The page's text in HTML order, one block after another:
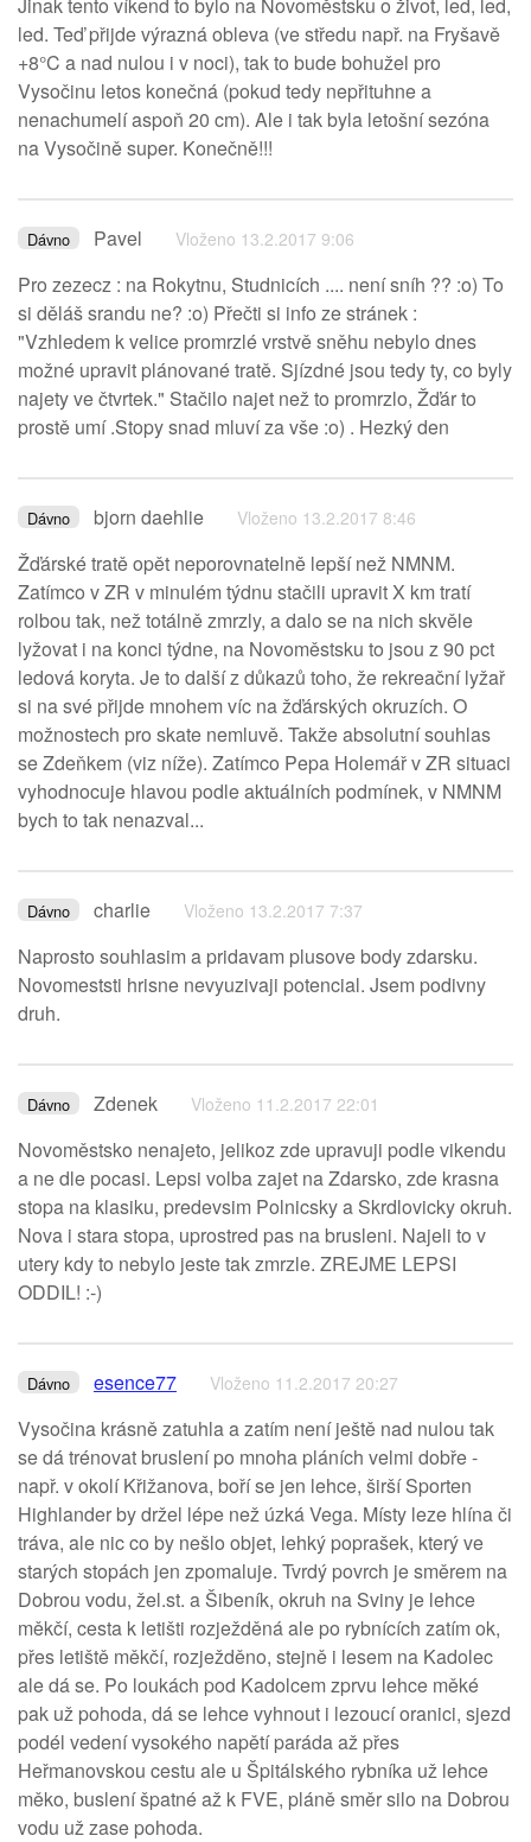
led. Teď přijde výrazná obleva (ve středu např. na Fryšavě
+8°C a nad nulou i v noci), tak to bude bohužel pro
Vysočinu letos konečná (pokud tedy nepřituhne a
nenachumelí aspoň 20 cm). Ale i tak byla letošní sezóna
na Vysočině super. Konečně!!!
Dávno Pavel Vloženo 13.2.2017 9:06
Pro zezecz : na Rokytnu, Studnicích .... není sníh ?? :o) To
si děláš srandu ne? :o) Přečti si info ze stránek :
"Vzhledem k velice promrzlé vrstvě sněhu nebylo dnes
možné upravit plánované tratě. Sjízdné jsou tedy ty, co byly
najety ve čtvrtek." Stačilo najet než to promrzlo, Žďár to
prostě umí .Stopy snad mluví za vše :o) . Hezký den
Dávno bjorn daehlie Vloženo 13.2.2017 8:46
Žďárské tratě opět neporovnatelně lepší než NMNM.
Zatímco v ZR v minulém týdnu stačili upravit X km tratí
rolbou tak, než totálně zmrzly, a dalo se na nich skvěle
lyžovat i na konci týdne, na Novoměstsku to jsou z 90 pct
ledová koryta. Je to další z důkazů toho, že rekreační lyžař
si na své přijde mnohem víc na žďárských okruzích. O
možnostech pro skate nemluvě. Takže absolutní souhlas
se Zdeňkem (viz níže). Zatímco Pepa Holemář v ZR situaci
vyhodnocuje hlavou podle aktuálních podmínek, v NMNM
bych to tak nenazval...
Dávno charlie Vloženo 13.2.2017 7:37
Naprosto souhlasim a pridavam plusove body zdarsku.
Novomeststi hrisne nevyuzivaji potencial. Jsem podivny
druh.
Dávno Zdenek Vloženo 11.2.2017 22:01
Novoměstsko nenajeto, jelikoz zde upravuji podle vikendu
a ne dle pocasi. Lepsi volba zajet na Zdarsko, zde krasna
stopa na klasiku, predevsim Polnicsky a Skrdlovicky okruh.
Nova i stara stopa, uprostred pas na brusleni. Najeli to v
utery kdy to nebylo jeste tak zmrzle. ZREJME LEPSI
ODDIL! :-)
Dávno esence77 Vloženo 11.2.2017 20:27
Vysočina krásně zatuhla a zatím není ještě nad nulou tak
se dá trénovat bruslení po mnoha pláních velmi dobře -
např. v okolí Křižanova, boří se jen lehce, širší Sporten
Highlander by držel lépe než úzká Vega. Místy leze hlína či
tráva, ale nic co by nešlo objet, lehký poprašek, který ve
starých stopách jen zpomaluje. Tvrdý povrch je směrem na
Dobrou vodu, žel.st. a Šibeník, okruh na Sviny je lehce
měkčí, cesta k letišti rozježděná ale po rybnících zatím ok,
přes letiště měkčí, rozježděno, stejně i lesem na Kadolec
ale dá se. Po loukách pod Kadolcem zprvu lehce měké
pak už pohoda, dá se lehce vyhnout i lezoucí oranici, sjezd
podél vedení vysokého napětí paráda až přes
Heřmanovskou cestu ale u Špitálského rybníka už lehce
měko, buslení špatné až k FVE, pláně směr silo na Dobrou
vodu už zase pohoda.